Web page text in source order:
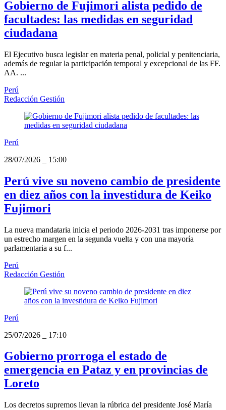
Gobierno de Fujimori alista pedido de
facultades: las medidas en seguridad
ciudadana
El Ejecutivo busca legislar en materia penal, policial y penitenciaria,
además de regular la participación temporal y excepcional de las FF.
AA. ...
Perú
Redacción Gestión
Perú
28/07/2026
15:00
Perú vive su noveno cambio de presidente
en diez años con la investidura de Keiko
Fujimori
La nueva mandataria inicia el periodo 2026-2031 tras imponerse por
un estrecho margen en la segunda vuelta y con una mayoría
parlamentaria a su f...
Perú
Redacción Gestión
Perú
25/07/2026
17:10
Gobierno prorroga el estado de
emergencia en Pataz y en provincias de
Loreto
Los decretos supremos llevan la rúbrica del presidente José María